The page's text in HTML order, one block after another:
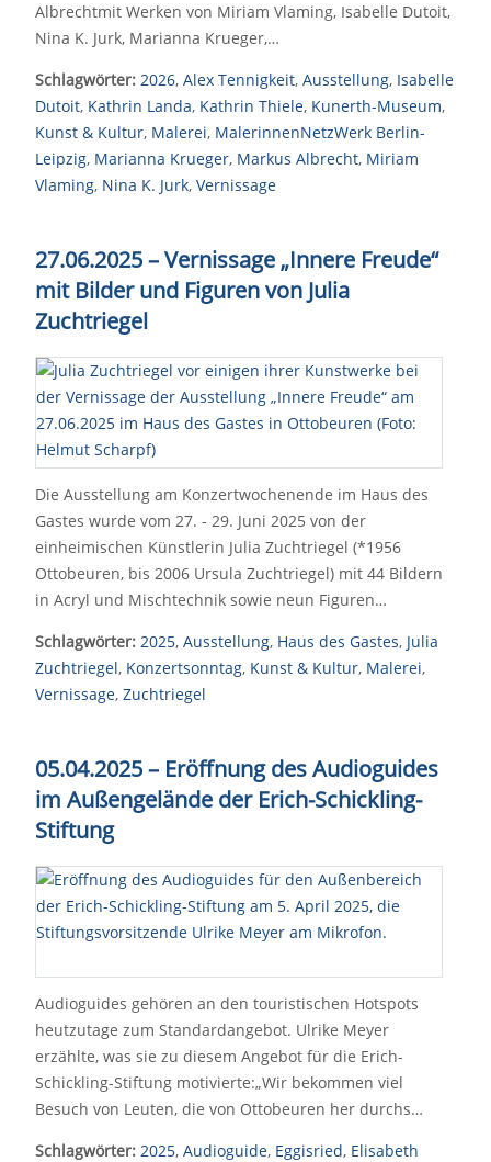
Albrechtmit Werken von Miriam Vlaming, Isabelle Dutoit,
Nina K. Jurk, Marianna Krueger,…
Schlagwörter: 2026, Alex Tennigkeit, Ausstellung, Isabelle
Dutoit, Kathrin Landa, Kathrin Thiele, Kunerth-Museum,
Kunst & Kultur, Malerei, MalerinnenNetzWerk Berlin-
Leipzig, Marianna Krueger, Markus Albrecht, Miriam
Vlaming, Nina K. Jurk, Vernissage
27.06.2025 – Vernissage „Innere Freude“
mit Bilder und Figuren von Julia
Zuchtriegel
Die Ausstellung am Konzertwochenende im Haus des
Gastes wurde vom 27. - 29. Juni 2025 von der
einheimischen Künstlerin Julia Zuchtriegel (*1956
Ottobeuren, bis 2006 Ursula Zuchtriegel) mit 44 Bildern
in Acryl und Mischtechnik sowie neun Figuren…
Schlagwörter: 2025, Ausstellung, Haus des Gastes, Julia
Zuchtriegel, Konzertsonntag, Kunst & Kultur, Malerei,
Vernissage, Zuchtriegel
05.04.2025 – Eröffnung des Audioguides
im Außengelände der Erich-Schickling-
Stiftung
Audioguides gehören an den touristischen Hotspots
heutzutage zum Standardangebot. Ulrike Meyer
erzählte, was sie zu diesem Angebot für die Erich-
Schickling-Stiftung motivierte:„Wir bekommen viel
Besuch von Leuten, die von Ottobeuren her durchs…
Schlagwörter: 2025, Audioguide, Eggisried, Elisabeth